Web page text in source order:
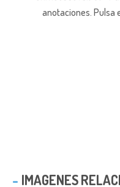
anotaciones. Pulsa
IMAGENES